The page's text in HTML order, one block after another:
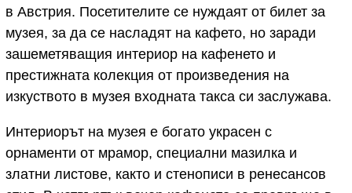
в Австрия. Посетителите се нуждаят от билет за
музея, за да се насладят на кафето, но заради
зашеметяващия интериор на кафенето и
престижната колекция от произведения на
изкуството в музея входната такса си заслужава.
Интериорът на музея е богато украсен с
орнаменти от мрамор, специални мазилка и
златни листове, както и стенописи в ренесансов